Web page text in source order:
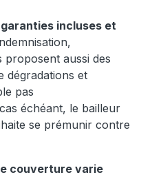
incluses et
aussi des
dégradations et
pas
échéant, le bailleur
se prémunir contre
couverture varie